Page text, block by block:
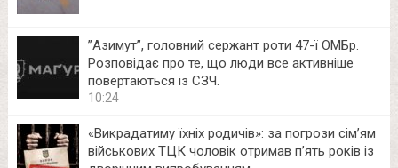
⁨”Азимут”, головний сержант роти 47-ї ОМБр.
Розповідає про те, що люди все активніше
повертаються із СЗЧ.
10:24
«Викрадатиму їхніх родичів»: за погрози сім’ям
військових ТЦК чоловік отримав п’ять років із